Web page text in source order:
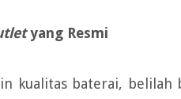
yang Resmi
kualitas baterai, belilah